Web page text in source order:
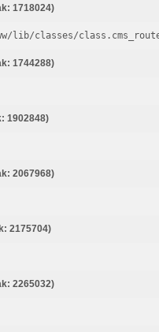
1718024)
lib/classes/
1744288)
1902848)
2067968)
2175704)
2265032)